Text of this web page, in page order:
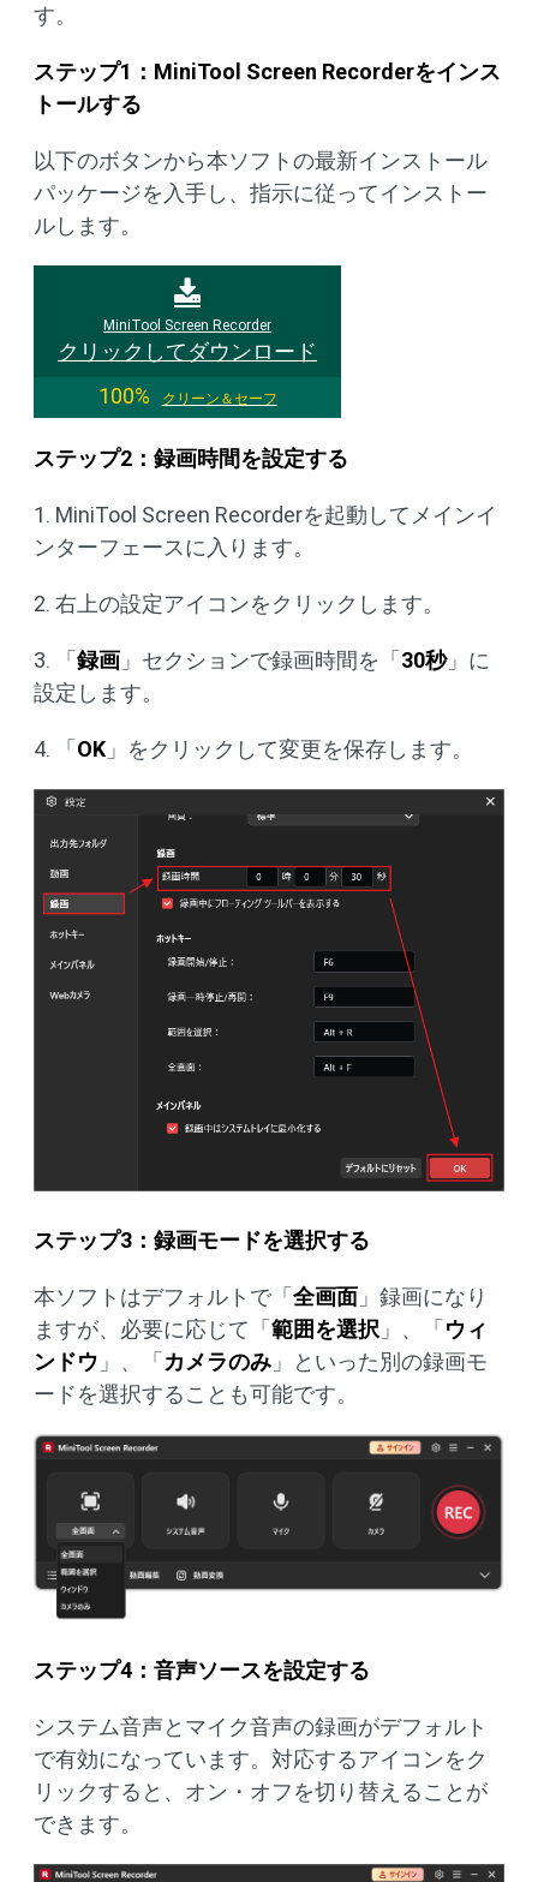
す。
ステップ1：MiniTool Screen Recorderをインス
トールする
以下のボタンから本ソフトの最新インストール
パッケージを入手し、指示に従ってインストー
ルします。
MiniTool Screen Recorder
クリックしてダウンロード
100%
クリーン＆セーフ
ステップ2：録画時間を設定する
1. MiniTool Screen Recorderを起動してメインイ
ンターフェースに入ります。
2. 右上の設定アイコンをクリックします。
3. 「録画 」セクションで録画時間を「30秒」に
設定します。
4. 「OK 」をクリックして変更を保存します。
ステップ3：録画モードを選択する
本ソフトはデフォルトで「 全画面 」録画になり
ますが、必要に応じて「 範囲を選択 」、「 ウィ
ンドウ 」、「 カメラのみ 」といった別の録画モ
ードを選択することも可能です。
ステップ4：音声ソースを設定する
システム音声とマイク音声の録画がデフォルト
で有効になっています。対応するアイコンをク
リックすると、オン・オフを切り替えることが
できます。